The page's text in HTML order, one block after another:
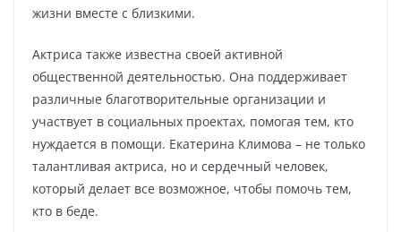
жизни вместе с близкими.
Актриса также известна своей активной
общественной деятельностью. Она поддерживает
различные благотворительные организации и
участвует в социальных проектах, помогая тем, кто
нуждается в помощи. Екатерина Климова – не только
талантливая актриса, но и сердечный человек,
который делает все возможное, чтобы помочь тем,
кто в беде.